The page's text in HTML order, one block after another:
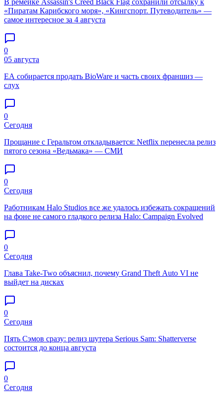
«Пиратам Карибского моря», «Кингспорт. Путеводитель» —
самое интересное за 4 августа
0
05 августа
EA собирается продать BioWare и часть своих франшиз —
слух
0
Сегодня
Прощание с Геральтом откладывается: Netflix перенесла релиз
пятого сезона «Ведьмака» — СМИ
0
Сегодня
Работникам Halo Studios все же удалось избежать сокращений
на фоне не самого гладкого релиза Halo: Campaign Evolved
0
Сегодня
Глава Take-Two объяснил, почему Grand Theft Auto VI не
выйдет на дисках
0
Сегодня
Пять Сэмов сразу: релиз шутера Serious Sam: Shatterverse
состоится до конца августа
0
Сегодня